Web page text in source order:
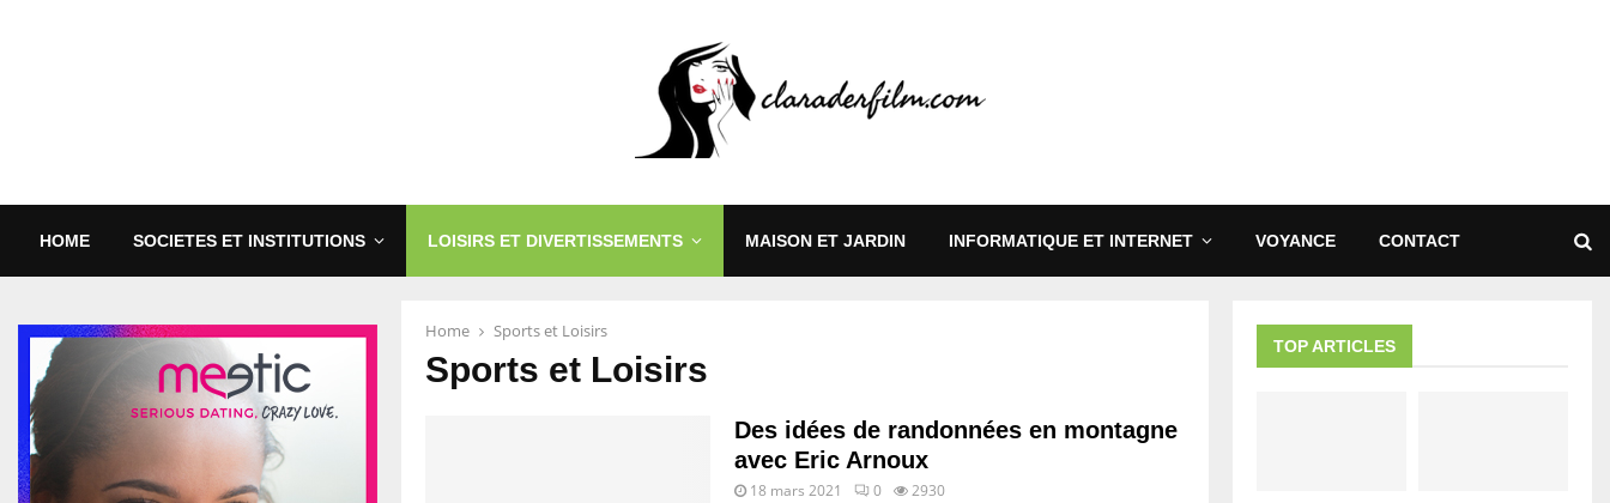
HOME SOCIETES ET INSTITUTIONS LOISIRS ET DIVERTISSEMENTS MAISON ET JARDIN INFORMATIQUE ET INTERNET VOYANCE CONTACT
Home Sports et Loisirs
Sports et Loisirs
Des idées de randonnées en montagne
avec Eric Arnoux
18 mars 2021 0 2930
TOP ARTICLES